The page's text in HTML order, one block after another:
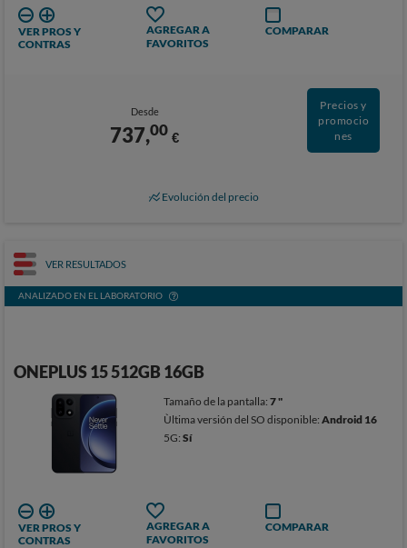
VER PROS Y
CONTRAS
AGREGAR A
FAVORITOS
COMPARAR
Desde
737,00 €
Precios y
promocio
nes
Evolución del precio
VER RESULTADOS
ANALIZADO EN EL LABORATORIO
ONEPLUS 15 512GB 16GB
Tamaño de la pantalla:7 "
Ùltima versión del SO disponible:Android 16
5G:Sí
VER PROS Y
CONTRAS
AGREGAR A
FAVORITOS
COMPARAR